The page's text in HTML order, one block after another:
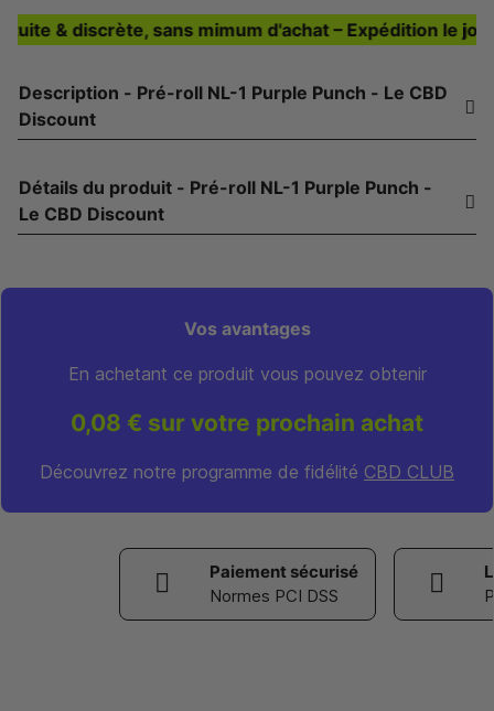
discrète, sans mimum d'achat – Expédition le jour-
Description - Pré-roll NL-1 Purple Punch - Le CBD
Discount
Détails du produit - Pré-roll NL-1 Purple Punch -
Le CBD Discount
Vos avantages
En achetant ce produit vous pouvez obtenir
0,08 € sur votre prochain achat
Découvrez notre programme de fidélité CBD CLUB
Paiement sécurisé
Normes PCI DSS